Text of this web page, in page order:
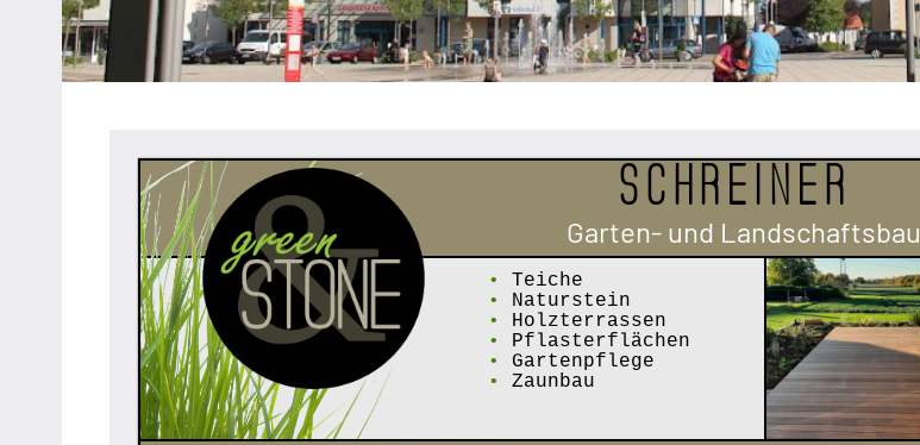
Heipke,
Leopoldshöhe,
Schreiner
Garten- und Landschaftsbau
•
Teiche
•
Naturstein
•
Holzterrassen
•
Pflasterflächen
•
Gartenpflege
•
Zaunbau